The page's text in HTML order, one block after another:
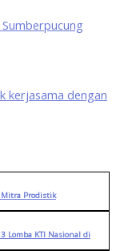
kerjasama dengan
Mitra Prodistik
3 Lomba KTI Nasional di